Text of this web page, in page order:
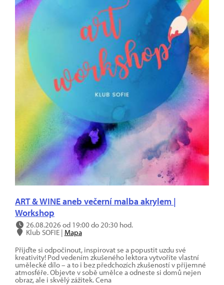
ART & WINE aneb večerní malba akrylem |
Workshop
26.08.2026 od 19:00 do 20:30 hod.
Klub SOFIE | Mapa
Přijďte si odpočinout, inspirovat se a popustit uzdu své
kreativity! Pod vedením zkušeného lektora vytvoříte vlastní
umělecké dílo – a to i bez předchozích zkušeností v příjemné
atmosféře. Objevte v sobě umělce a odneste si domů nejen
obraz, ale i skvělý zážitek. Cena